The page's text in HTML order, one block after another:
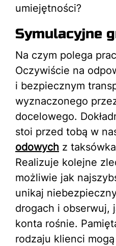
umiejętności?
Symulacyjne
Na czym polega
Oczywiście na
i bezpiecznym
wyznaczonego
docelowego.
stoi przed tobą w
odowych z
Realizuje kolejne
możliwie jak
unikaj
drogach i obserwuj,
konta rośnie.
rodzaju klienci